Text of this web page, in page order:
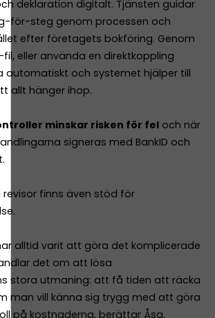
deklaration digitalt. Tjänsten guidar
för-steg genom processen och
efter företagets bokföring. Genom
fil, eller använda en direktkoppling
automatiskt och systemet hjälper till
allt hänger ihop.
minskar risken för fel och när
signeras med BankID och
finns även stöd för
alltid varit att göra det komplicerade
det om att lösa
stora utmaning: att få tiden att räcka
man vill känna sig trygg med att göra
på kostnaderna, berättar Åsa.